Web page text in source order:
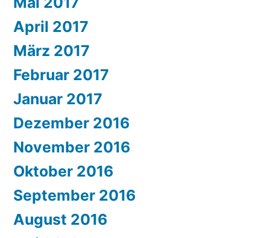
April 2017
März 2017
Februar 2017
Januar 2017
Dezember 2016
November 2016
Oktober 2016
September 2016
August 2016